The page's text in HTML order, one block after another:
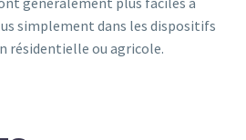
simplement dans les dispositifs
résidentielle ou agricole.